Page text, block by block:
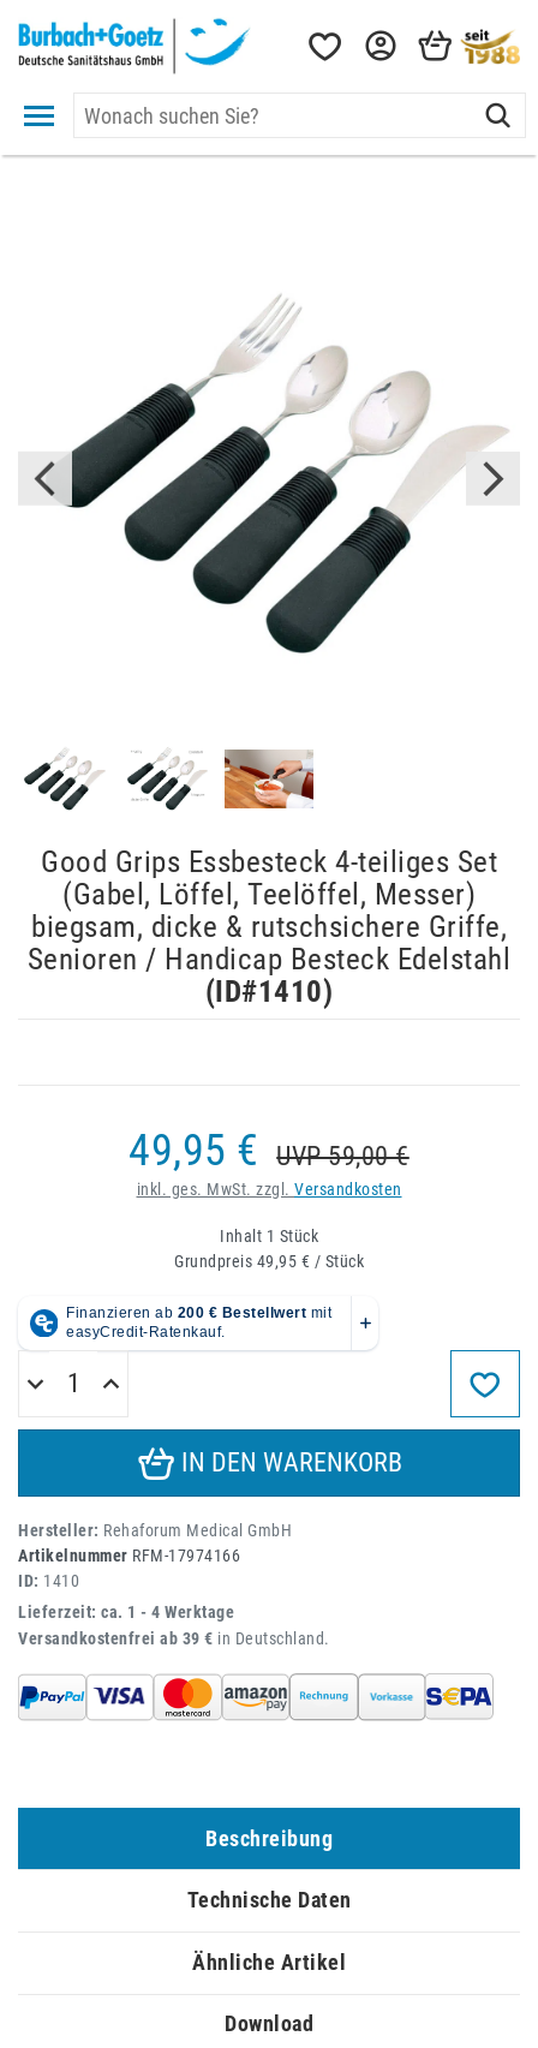
Good Grips Essbesteck 4-teiliges Set
(Gabel, Löffel, Teelöffel, Messer)
biegsam, dicke & rutschsichere Griffe,
Senioren / Handicap Besteck Edelstahl
(ID#1410)
49,95 € UVP 59,00 €
inkl. ges. MwSt. zzgl. Versandkosten
Inhalt 1 Stück
Grundpreis 49,95 € / Stück
IN DEN WARENKORB
Hersteller: Rehaforum Medical GmbH
Artikelnummer RFM-17974166
ID: 1410
Lieferzeit: ca. 1 - 4 Werktage
Versandkostenfrei ab 39 € in Deutschland.
Beschreibung
Technische Daten
Ähnliche Artikel
Download